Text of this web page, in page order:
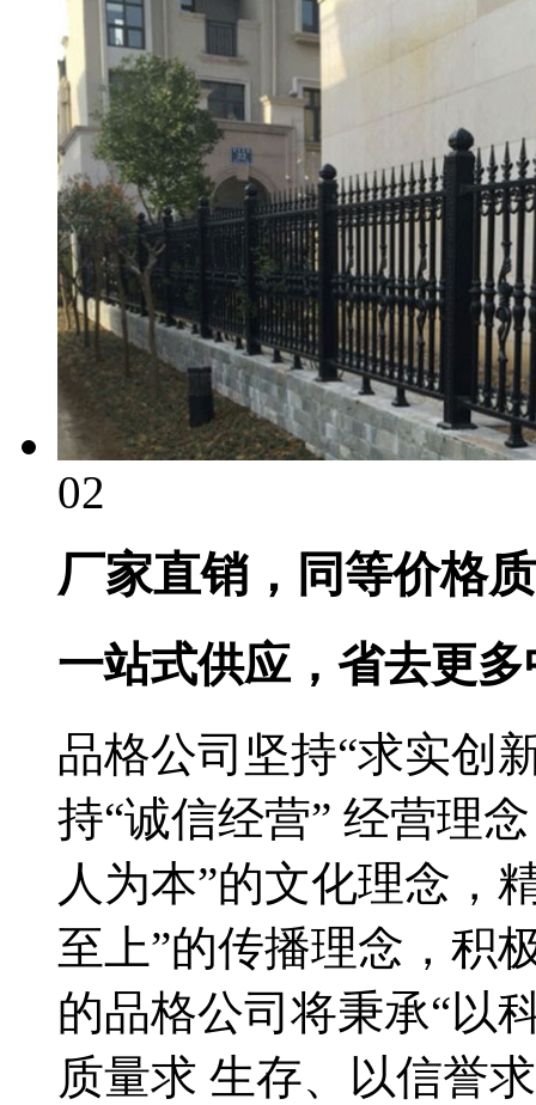
02
厂家直销，同等价格
一站式供应，省去更
品格公司坚持“求实创
持“诚信经营” 经营理
人为本”的文化理念，
至上”的传播理念，积
的品格公司将秉承“以
质量求 生存、以信誉